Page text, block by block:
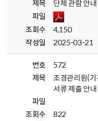
제목
단체 관람 안내
파일
조회수
4,150
작성일
2025-03-21
번호
572
제목
조경관리원(
서류 제출 안내
파일
조회수
822